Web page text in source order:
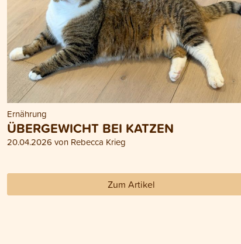
Ernährung
ÜBERGEWICHT BEI KATZEN
20.04.2026 von Rebecca Krieg
Zum Artikel